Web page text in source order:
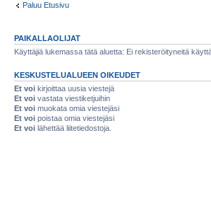
Paluu Etusivu
PAIKALLAOLIJAT
Käyttäjiä lukemassa tätä aluetta: Ei rekisteröityneitä
KESKUSTELUALUEEN OIKEUDET
Et voi kirjoittaa uusia viestejä
Et voi vastata viestiketjuihin
Et voi muokata omia viestejäsi
Et voi poistaa omia viestejäsi
Et voi lähettää liitetiedostoja.